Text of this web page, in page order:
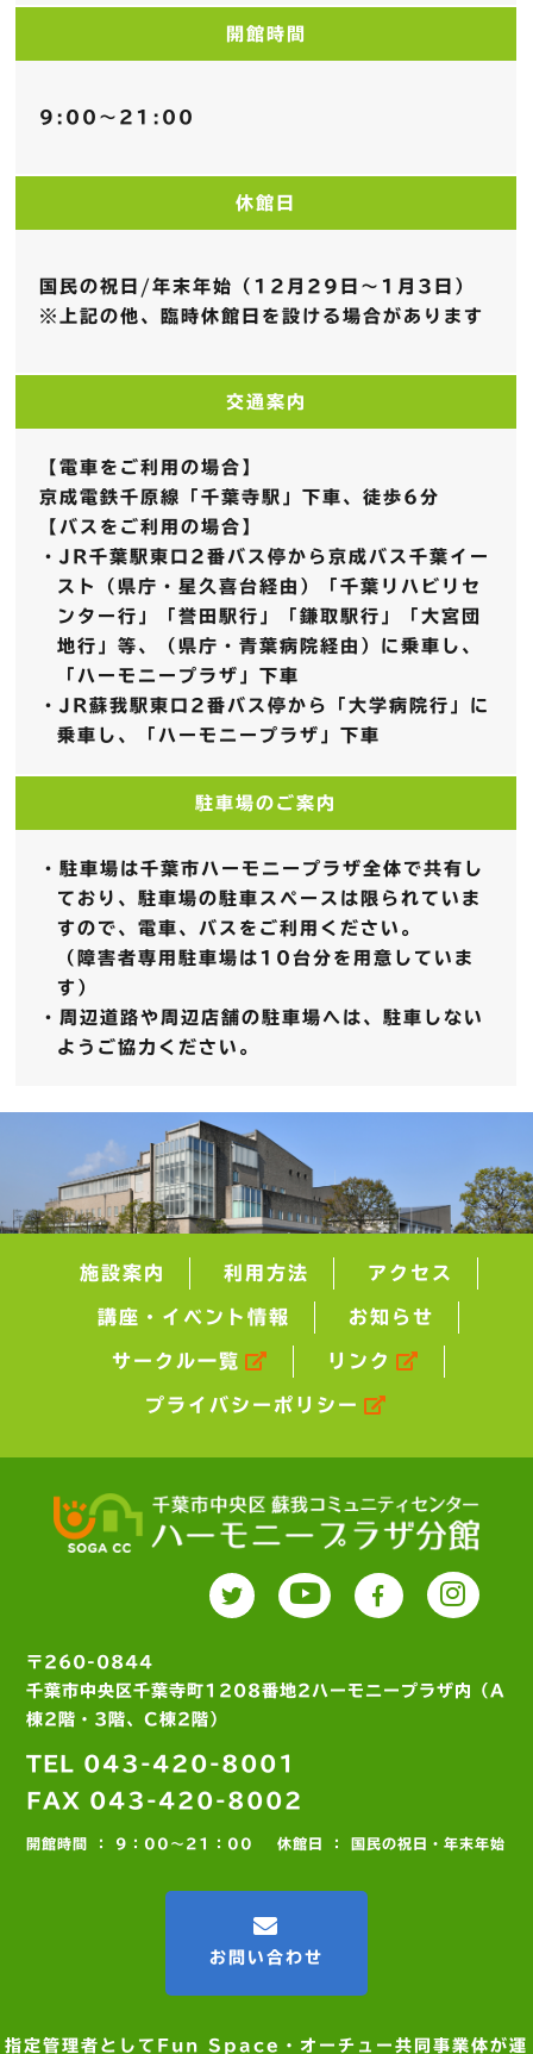
開館時間
9:00〜21:00
休館日
国民の祝日/年末年始（12月29日〜1月3日）
※上記の他、臨時休館日を設ける場合があります
交通案内
【電車をご利用の場合】
京成電鉄千原線「千葉寺駅」下車、徒歩6分
【バスをご利用の場合】
・JR千葉駅東口2番バス停から京成バス千葉イー
スト（県庁・星久喜台経由）「千葉リハビリセ
ンター行」「誉田駅行」「鎌取駅行」「大宮団
地行」等、（県庁・青葉病院経由）に乗車し、
「ハーモニープラザ」下車
・JR蘇我駅東口2番バス停から「大学病院行」に
乗車し、「ハーモニープラザ」下車
駐車場のご案内
・駐車場は千葉市ハーモニープラザ全体で共有し
ており、駐車場の駐車スペースは限られていま
すので、電車、バスをご利用ください。
（障害者専用駐車場は10台分を用意していま
す）
・周辺道路や周辺店舗の駐車場へは、駐車しない
ようご協力ください。
施設案内 利用方法 アクセス
講座・イベント情報 お知らせ
サークル一覧 リンク
プライバシーポリシー
〒260-0844
千葉市中央区千葉寺町1208番地2ハーモニープラザ内（A
棟2階・3階、C棟2階）
TEL 043-420-8001
FAX 043-420-8002
開館時間 ： 9：00～21：00 休館日 ： 国民の祝日・年末年始
お問い合わせ
指定管理者としてFun Space・オーチュー共同事業体が運